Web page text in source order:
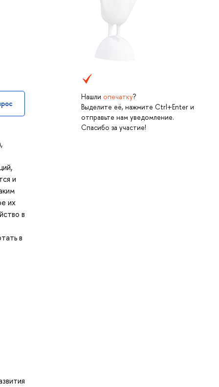
Нашли опечатку?
Выделите её, нажмите Ctrl+Enter и
отправьте нам уведомление.
Спасибо за участие!
и
их
в
в